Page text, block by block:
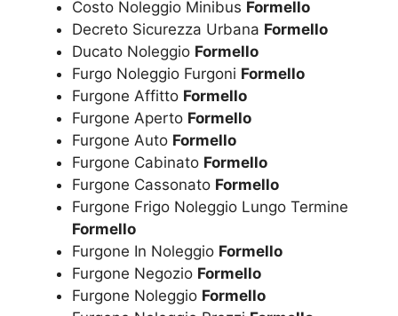
Costo Noleggio Minibus Formello
Decreto Sicurezza Urbana Formello
Ducato Noleggio Formello
Furgo Noleggio Furgoni Formello
Furgone Affitto Formello
Furgone Aperto Formello
Furgone Auto Formello
Furgone Cabinato Formello
Furgone Cassonato Formello
Furgone Frigo Noleggio Lungo Termine
Formello
Furgone In Noleggio Formello
Furgone Negozio Formello
Furgone Noleggio Formello